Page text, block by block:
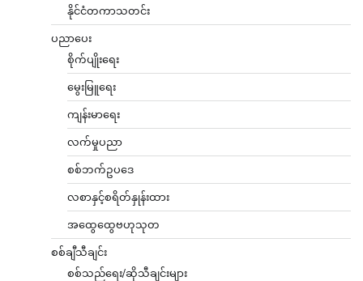
နိုင်ငံတကာသတင်း
ပညာပေး
စိုက်ပျိုးရေး
မွေးမြူရေး
ကျန်းမာရေး
လက်မှုပညာ
စစ်ဘက်ဥပဒေ
လစာနှင့်စရိတ်နှုန်းထား
အထွေထွေဗဟုသုတ
စစ်ချီသီချင်း
စစ်သည်ရေး/ဆိုသီချင်းများ